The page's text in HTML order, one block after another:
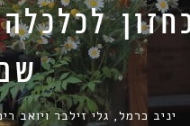
יניב כרמל, גלי זילבר ויואב